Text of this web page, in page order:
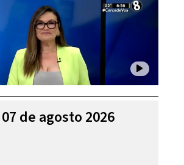
de agosto 2026